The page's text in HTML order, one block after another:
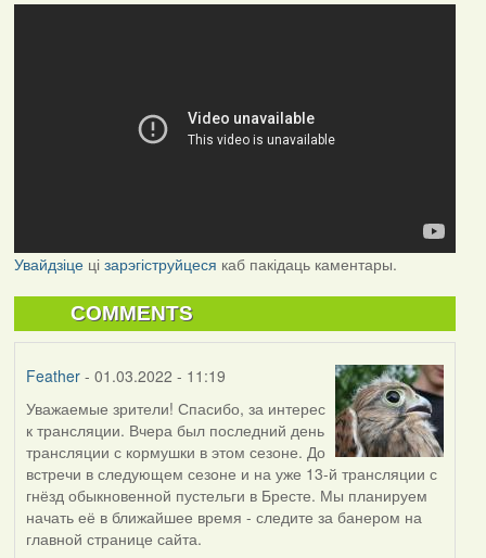
Увайдзіцеці зарэгіструйцеся каб пакідаць каментары.
COMMENTS
Feather- 01.03.2022 - 11:19
Уважаемые зрители! Спасибо, за интерес
к трансляции. Вчера был последний день
трансляции с кормушки в этом сезоне. До
встречи в следующем сезоне и на уже 13-й трансляции с
гнёзд обыкновенной пустельги в Бресте. Мы планируем
начать её в ближайшее время - следите за банером на
главной странице сайта.